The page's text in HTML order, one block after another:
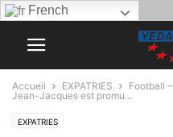
French
Accueil EXPATRIES
Football
Jean-Jacques est promu...
EXPATRIES